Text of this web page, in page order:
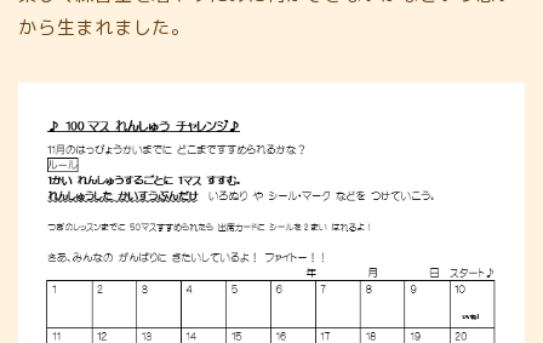
から生まれました。